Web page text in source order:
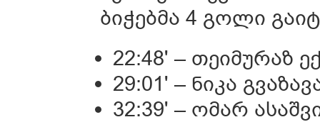
ბიჭებმა 4 გოლი
22:48' – თეიმურაზ
29:01' – ნიკა
32:39' – ომარ